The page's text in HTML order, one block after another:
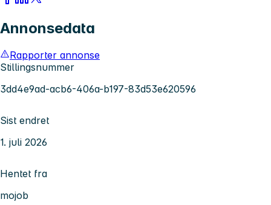
Annonsedata
Rapporter annonse
Stillingsnummer
3dd4e9ad-acb6-406a-b197-83d53e620596
Sist endret
1. juli 2026
Hentet fra
mojob